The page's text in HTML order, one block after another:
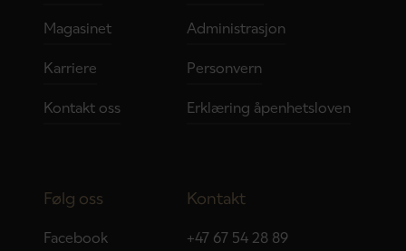
Magasinet
Karriere
Kontakt oss
Administrasjon
Personvern
Erklæring åpenhetsloven
Følg oss
Facebook
Kontakt
+47 67 54 28 89